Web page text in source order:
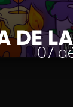
DE
07